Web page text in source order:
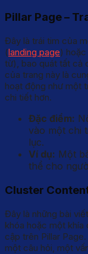
Pillar Page –
Đây là trái tim của
(landing page)
từ), bao quát tất cả
của trang này là
hoạt động như một
chi tiết hơn.
Đặc điểm:
vào một chi
lục.
Ví dụ: Một
thể cho
Cluster
Đây là những bài
khóa hoặc một
cập trên Pillar
một câu hỏi, một